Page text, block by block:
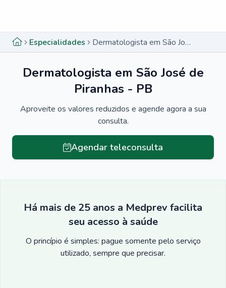
Especialidades Dermatologista em São José de Piranhas - PB
Dermatologista em São José de
Piranhas - PB
Aproveite os valores reduzidos e agende agora a sua
consulta.
Agendar teleconsulta
Há mais de 25 anos a Medprev facilita
seu acesso à saúde
O princípio é simples: pague somente pelo serviço
utilizado, sempre que precisar.